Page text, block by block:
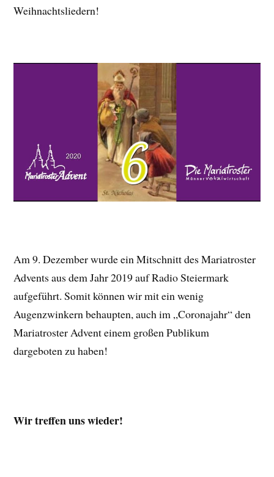
Weihnachtsliedern!
Am 9. Dezember wurde ein Mitschnitt des Mariatroster
Advents aus dem Jahr 2019 auf Radio Steiermark
aufgeführt. Somit können wir mit ein wenig
Augenzwinkern behaupten, auch im „Coronajahr“ den
Mariatroster Advent einem großen Publikum
dargeboten zu haben!
Wir treffen uns wieder!